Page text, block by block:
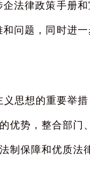
法律政策手册
问题，同时进
思想的重要举
势，整合部门
制保障和优质法